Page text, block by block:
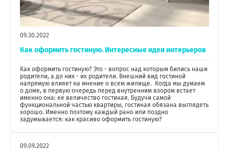
09.30.2022
Как оформить гостиную. Интересные идеи интерьеров
Как оформить гостиную? Это - вопрос над которым бились наши
родители, а до них - их родители. Внешний вид гостиной
напрямую влияет на мнение о всем жилище. Когда мы думаем
о доме, в первую очередь перед внутренним взором встает
именно она: ее величество гостиная. Будучи самой
функциональной частью квартиры, гостиная обязана выглядеть
хорошо. Именно поэтому каждый рано или поздно
задумывается: как красиво оформить гостиную?
09.09.2022